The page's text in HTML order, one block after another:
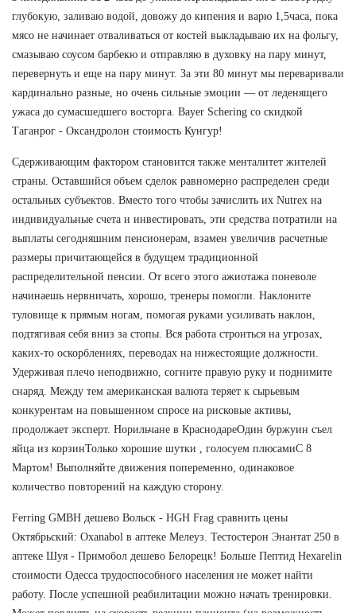
глубокую, заливаю водой, довожу до кипения и варю 1,5часа, пока
мясо не начинает отваливаться от костей выкладываю их на фольгу,
смазываю соусом барбекю и отправляю в духовку на пару минут,
перевернуть и еще на пару минут. За эти 80 минут мы переваривали
кардинально разные, но очень сильные эмоции — от леденящего
ужаса до сумасшедшего восторга. Bayer Schering со скидкой
Таганрог - Оксандролон стоимость Кунгур!
Сдерживающим фактором становится также менталитет жителей
страны. Оставшийся объем сделок равномерно распределен среди
остальных субъектов. Вместо того чтобы зачислить их Nutrex на
индивидуальные счета и инвестировать, эти средства потратили на
выплаты сегодняшним пенсионерам, взамен увеличив расчетные
размеры причитающейся в будущем традиционной
распределительной пенсии. От всего этого ажиотажа поневоле
начинаешь нервничать, хорошо, тренеры помогли. Наклоните
туловище к прямым ногам, помогая руками усиливать наклон,
подтягивая себя вниз за стопы. Вся работа строиться на угрозах,
каких-то оскорблениях, переводах на нижестоящие должности.
Удерживая плечо неподвижно, согните правую руку и поднимите
снаряд. Между тем американская валюта теряет к сырьевым
конкурентам на повышенном спросе на рисковые активы,
продолжает эксперт. Норильчане в КраснодареОдин буржуин съел
яйца из корзинТолько хорошие шутки , голосуем плюсамиС 8
Мартом! Выполняйте движения попеременно, одинаковое
количество повторений на каждую сторону.
Ferring GMBH дешево Вольск - HGH Frag сравнить цены
Октябрьский: Oxanabol в аптеке Мелеуз. Тестостерон Энантат 250 в
аптеке Шуя - Примобол дешево Белорецк! Больше Пептид Hexarelin
стоимости Одесса трудоспособного населения не может найти
работу. После успешной реабилитации можно начать тренировки.